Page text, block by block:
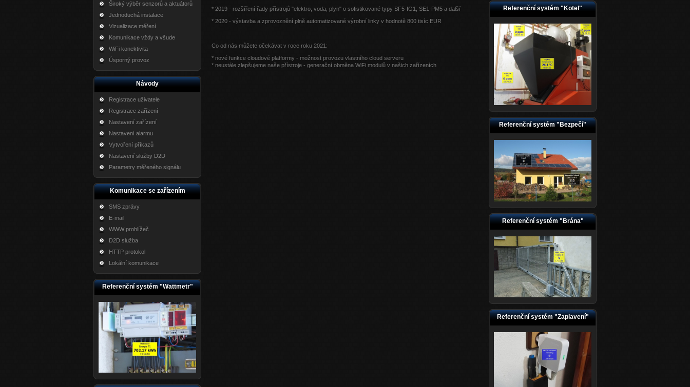
Široký výběr senzorů a aktuátorů
Jednoduchá instalace
Vizualizace měření
Komunikace vždy a všude
WiFi konektivita
Úsporný provoz
Návody
Registrace uživatele
Registrace zařízení
Nastavení zařízení
Nastavení alarmu
Vytvoření příkazů
Nastavení služby D2D
Parametry měřeného signálu
Komunikace se zařízením
SMS zprávy
E-mail
WWW prohlížeč
D2D služba
HTTP protokol
Lokální komunikace
Referenční systém "Wattmetr"
* 2019 - rozšíření řady přístrojů "elektro, voda, plyn" o sofistikované typy SF5-IG1, SE1-PM5 a další
* 2020 - výstavba a zprovoznění plně automatizované výrobní linky v hodnotě 800 tisíc EUR
Co od nás můžete očekávat v roce roku 2021:
* nové funkce cloudové platformy - možnost provozu vlastního cloud serveru
* neustále zlepšujeme naše přístroje - generační obměna WiFi modulů v našich zařízeních
Referenční systém "Kotel"
Referenční systém "Bezpečí"
Referenční systém "Brána"
Referenční systém "Zaplavení"